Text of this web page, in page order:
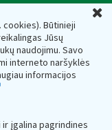
cookies). Būtinieji
Jūsų
naudojimu. Savo
interneto naršyklės
informacijos
įgalina pagrindines
el.paštas:
prie Lietuvos
Juridinių